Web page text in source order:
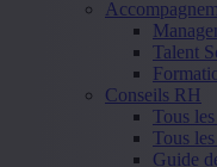
Talent
Conseils RH
Tous
Tous
Guide